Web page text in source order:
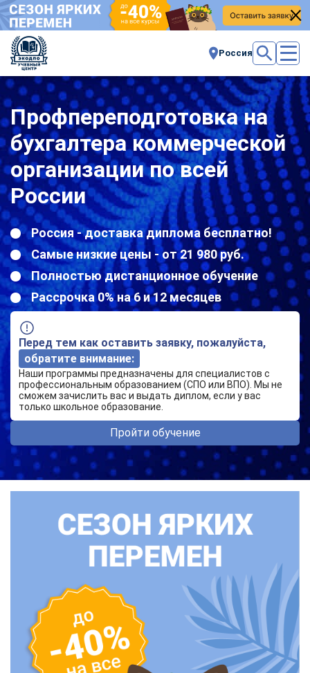
Россия
Профпереподготовка на
бухгалтера коммерческой
организации по всей
России
Россия - доставка диплома бесплатно!
Самые низкие цены - от 21 980 руб.
Полностью дистанционное обучение
Рассрочка 0% на 6 и 12 месяцев
Перед тем как оставить заявку, пожалуйста,
обратите внимание:
Наши программы предназначены для специалистов с
профессиональным образованием (СПО или ВПО). Мы не
сможем зачислить вас и выдать диплом, если у вас
только школьное образование.
Пройти обучение